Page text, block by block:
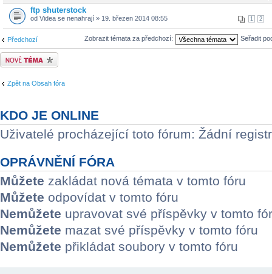
ftp shuterstock
1 2
od Videa se nenahrají » 19. březen 2014 08:55
Předchozí Zobrazit témata za předchozí: Seřadit
Odeslat nové téma
Zpět na Obsah fóra
KDO JE ONLINE
Uživatelé procházející toto fórum: Žádní
OPRÁVNĚNÍ FÓRA
Můžete zakládat nová témata v tomto fóru
Můžete odpovídat v tomto fóru
Nemůžete upravovat své příspěvky v tomto
Nemůžete mazat své příspěvky v tomto fóru
Nemůžete přikládat soubory v tomto fóru